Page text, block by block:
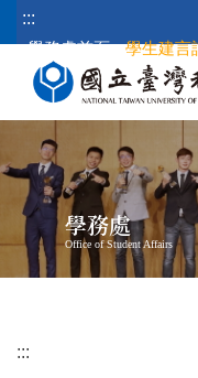
跳
到
內
區
塊
:::
學務處首頁
學生建言
學務處
Office of Student Affairs
:::